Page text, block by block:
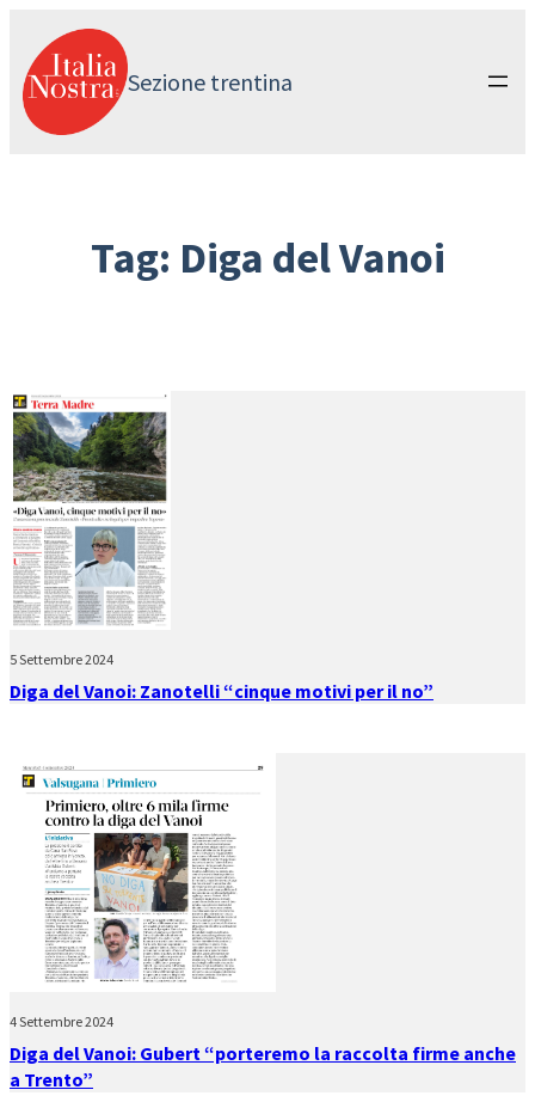
contenuto
Sezione trentina
Tag: Diga del Vanoi
5 Settembre 2024
Diga del Vanoi: Zanotelli “cinque motivi per il no”
4 Settembre 2024
Diga del Vanoi: Gubert “porteremo la raccolta firme anche
a Trento”